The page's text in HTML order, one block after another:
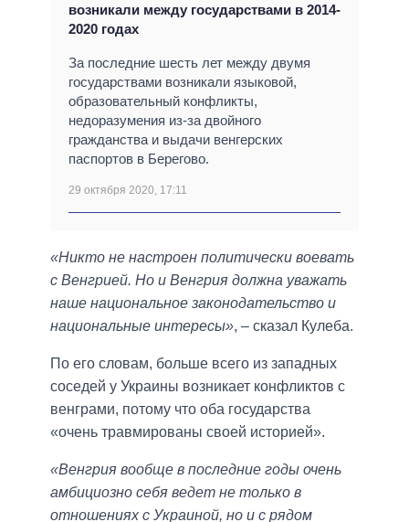
возникали между государствами в 2014-
2020 годах
За последние шесть лет между двумя
государствами возникали языковой,
образовательный конфликты,
недоразумения из-за двойного
гражданства и выдачи венгерских
паспортов в Берегово.
29 октября 2020, 17:11
«Никто не настроен политически воевать
с Венгрией. Но и Венгрия должна уважать
наше национальное законодательство и
национальные интересы», – сказал Кулеба.
По его словам, больше всего из западных
соседей у Украины возникает конфликтов с
венграми, потому что оба государства
«очень травмированы своей историей».
«Венгрия вообще в последние годы очень
амбициозно себя ведет не только в
отношениях с Украиной, но и с рядом